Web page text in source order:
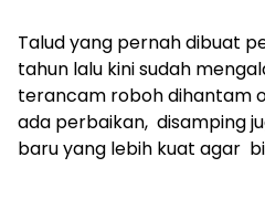
Talud yang pernah dibuat
tahun lalu kini sudah
terancam roboh dihantam
ada perbaikan, disamping
baru yang lebih kuat agar